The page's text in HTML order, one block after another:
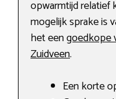
opwarmtijd relatief
mogelijk sprake is
het eengoedkope
Zuidveen.
Een korte